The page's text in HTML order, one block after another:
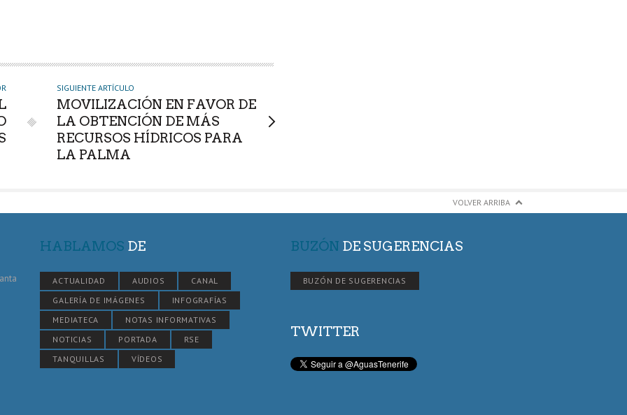
SIGUIENTE ARTÍCULO
MOVILIZACIÓN EN FAVOR DE
LA OBTENCIÓN DE MÁS
RECURSOS HÍDRICOS PARA
LA PALMA
VOLVER ARRIBA
HABLAMOS DE
ACTUALIDAD AUDIOS
CANAL
GALERÍA DE IMÁGENES
INFOGRAFÍAS
MEDIATECA
NOTAS INFORMATIVAS
NOTICIAS
PORTADA
RSE
TANQUILLAS
VÍDEOS
BUZÓN DE SUGERENCIAS
BUZÓN DE SUGERENCIAS
TWITTER